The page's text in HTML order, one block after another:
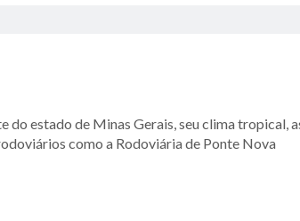
estado de Minas Gerais, seu clima tropical,
como a Rodoviária de Ponte Nova